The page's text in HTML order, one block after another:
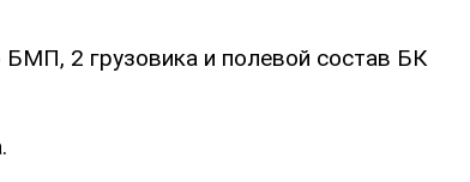
2 грузовика и полевой состав БК